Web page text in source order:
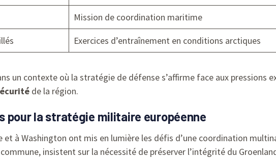
Mission de coordination maritime
Exercices d’entraînement en conditions arctiques
un contexte où la stratégie de défense s’affirme face aux pressions
de la région.
pour la stratégie militaire européenne
à Washington ont mis en lumière les défis d’une coordination
insistent sur la nécessité de préserver l’intégrité du